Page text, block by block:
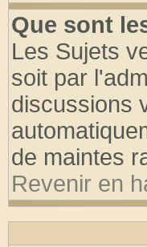
Que sont
Les Sujets
soit par
discussions
de maintes
Revenir en